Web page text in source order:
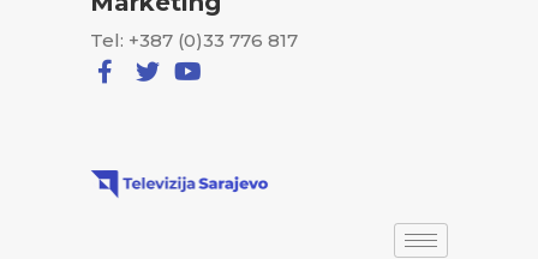
Tel: +387 (0)33 776 817